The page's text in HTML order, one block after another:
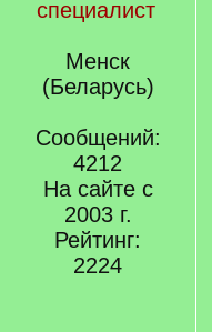
специалист
Менск
(Беларусь)
Сообщений:
4212
На сайте с
2003 г.
Рейтинг:
2224